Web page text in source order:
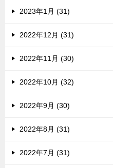
2023年1月 (31)
2022年12月 (31)
2022年11月 (30)
2022年10月 (32)
2022年9月 (30)
2022年8月 (31)
2022年7月 (31)